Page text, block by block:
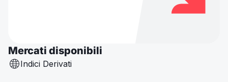
Mercati disponibili
Indici Derivati